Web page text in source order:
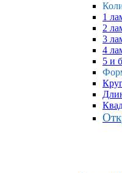
1
2
3
4
5 и